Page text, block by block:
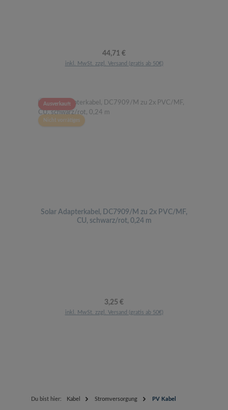
Regulärer Preis:
44,71 €
inkl. MwSt. zzgl. Versand (gratis ab 50€)
Ausverkauft
Nicht vorrätiges
Solar Adapterkabel, DC7909/M zu 2x PVC/MF,
CU, schwarz/rot, 0,24 m
Regulärer Preis:
3,25 €
inkl. MwSt. zzgl. Versand (gratis ab 50€)
Du bist hier: Kabel Stromversorgung PV Kabel